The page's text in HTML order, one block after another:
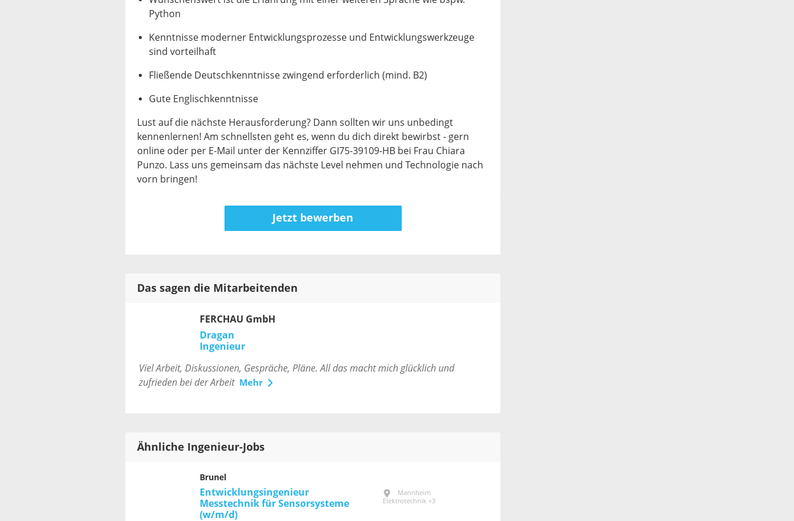
Python
Kenntnisse moderner Entwicklungsprozesse und Entwicklungswerkzeuge
sind vorteilhaft
Fließende Deutschkenntnisse zwingend erforderlich (mind. B2)
Gute Englischkenntnisse
Lust auf die nächste Herausforderung? Dann sollten wir uns unbedingt
kennenlernen! Am schnellsten geht es, wenn du dich direkt bewirbst - gern
online oder per E-Mail unter der Kennziffer GI75-39109-HB bei Frau Chiara
Punzo. Lass uns gemeinsam das nächste Level nehmen und Technologie nach
vorn bringen!
Jetzt bewerben
Das sagen die Mitarbeitenden
FERCHAU GmbH
Dragan
Ingenieur
Viel Arbeit, Diskussionen, Gespräche, Pläne. All das macht mich glücklich und
zufrieden bei der Arbeit Mehr
Ähnliche Ingenieur-Jobs
Brunel
Entwicklungsingenieur
Messtechnik für Sensorsysteme
(w/m/d)
Mannheim
Elektrotechnik +3